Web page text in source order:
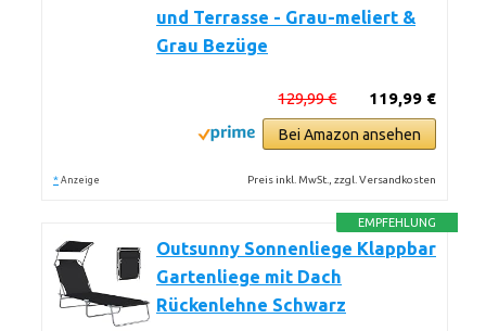
und Terrasse - Grau-meliert &
Grau Bezüge
119,99 €
129,99 €
Bei Amazon ansehen
* Anzeige Preis inkl. MwSt., zzgl. Versandkosten
EMPFEHLUNG
Outsunny Sonnenliege Klappbar
Gartenliege mit Dach
Rückenlehne Schwarz